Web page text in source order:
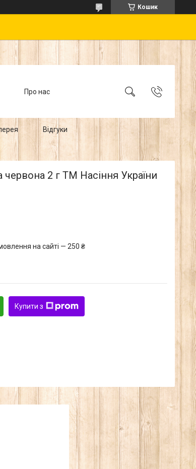
Кошик
Про нас
Відгуки
2 г ТМ Насіння України
на сайті — 250 ₴
Купити з